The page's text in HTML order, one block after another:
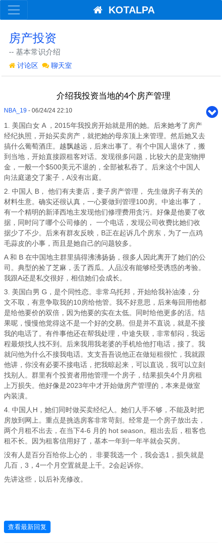
KOTALPA
房产投资
-- 基本常识介绍
讨论区 聊天室
介绍我投资当地的4个房产管理
NBA_19 - 06/24/24 22:10
1. 美国白女 A ，2015年我投房开始就是用的她。后来她考了房产
经纪执照，开始买卖房产，就把她的母亲顶上来管理。然后她又去
搞什么葡萄酒庄。越飘越远，后来出事了。有个中国人退休了，搬
到当地，开始直接跟租客对话。发现很多问题，比较大的是宠物押
金，一般一个$500美元不退的，全部被私吞了。后来这个中国人
向法庭递交了案子，A没有出庭。
2. 中国人 B， 他们有夫妻店，妻子房产管理， 先生做房子有关的
材料生意。确实还很认真，一心要做到管理100房。中途出事了，
有一个精明的新泽西地主发现他们修理费用贪污。好像是他要了收
据，同时问了哪个公司修的， 一个电话，发现公司收费比她们收
据少了不少。后来有群友反映，B正在起诉几个房东，为了一点鸡
毛蒜皮的小事，而且是她自己的问题较多。
A 和 B 在中国地主群里搞得沸沸扬扬，很多人因此离开了她们的公
司。典型的捡了芝麻，丢了西瓜。人品没有能够经受诱惑的考验。
我跟A还是私交很好，相信她们会成长。
3. 美国白男 G，是个同性恋。非常乌托邦，开始给我补油漆，分
文不取，有意争取我的10房给他管。我不好意思，后来每回用他都
是给他要价的双倍，因为他要的实在太低。同时给他更多的活。结
果呢，慢慢他觉得这不是一个好的交易。但是并不直说，就是不接
我的电话了。有件事他还在帮我处理，中途失联，非常郁闷，我远
程最烦找人找不到。后来我用我老婆的手机给他打电话，接了。我
就问他为什么不接我电话。支支吾吾说他正在做短租很忙，我就跟
他讲，你没有必要不接电话，把我晾起来，可以直说，我可以立刻
找别人。群里有个投资者用他管理一个房子，结果损失4个月房租
上万损失。他好像是2023年中才开始做房产管理的，本来是做室
内装潢。
4. 中国人H，她们同时做买卖经纪人。她们人手不够，不能及时把
房放到网上。重点是挑选房客非常苛刻。经常是一个房子放出去，
两个月租不出去，在当下4-6 月的 hot season。租出去后，租客也
租不长。因为租客信用好了，基本一年到一年半就会买房。
没有人是百分百给你上心的， 非要我选一个，我会选1，损失就是
几百，3，4一个月空置就是上千。2会起诉你。
先讲这些，以后补充修改。
查看最新回复